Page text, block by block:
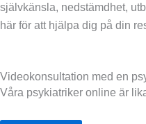
självkänsla, nedstämdhet,
här för att hjälpa dig på din
Videokonsultation med en
Våra psykiatriker online är